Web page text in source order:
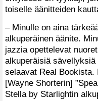
toiselle äänitteiden
– Minulle on aina
alkuperäinen äänite.
jazzia opettelevat
alkuperäisiä
selaavat Real
[Wayne Shorterin]
Stella by Starlightin